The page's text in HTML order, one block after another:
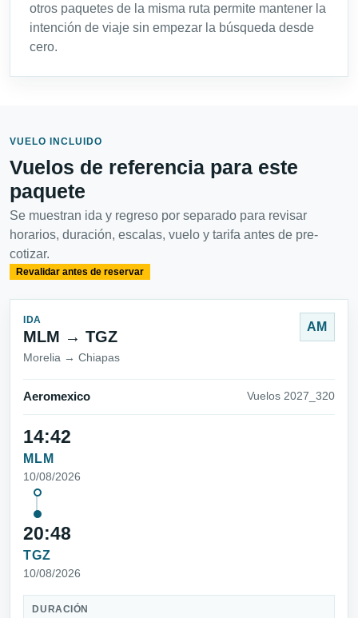
otros paquetes de la misma ruta permite mantener la
intención de viaje sin empezar la búsqueda desde
cero.
VUELO INCLUIDO
Vuelos de referencia para este
paquete
Se muestran ida y regreso por separado para revisar
horarios, duración, escalas, vuelo y tarifa antes de pre-
cotizar.
Revalidar antes de reservar
IDA
MLM → TGZ
Morelia → Chiapas
AM
Aeromexico Vuelos 2027_320
14:42
MLM
10/08/2026
20:48
TGZ
10/08/2026
DURACIÓN